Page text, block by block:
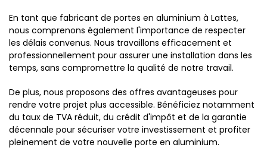
En tant que fabricant de portes en aluminium à Lattes,
nous comprenons également l'importance de respecter
les délais convenus. Nous travaillons efficacement et
professionnellement pour assurer une installation dans les
temps, sans compromettre la qualité de notre travail.
De plus, nous proposons des offres avantageuses pour
rendre votre projet plus accessible. Bénéficiez notamment
du taux de TVA réduit, du crédit d'impôt et de la garantie
décennale pour sécuriser votre investissement et profiter
pleinement de votre nouvelle porte en aluminium.